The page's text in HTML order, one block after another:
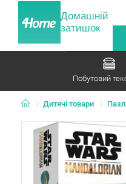
Домашній
затишок
Побутовий
Дитячі товари